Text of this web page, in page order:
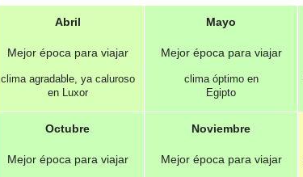
Abril
Mejor época para viajar
clima agradable, ya caluroso
en Luxor
Mayo
Mejor época para viajar
clima óptimo en
Egipto
Octubre
Mejor época para viajar
Noviembre
Mejor época para viajar